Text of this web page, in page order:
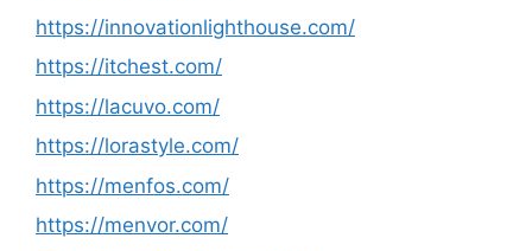
https://innovationlighthouse.com/
https://itchest.com/
https://lacuvo.com/
https://lorastyle.com/
https://menfos.com/
https://menvor.com/